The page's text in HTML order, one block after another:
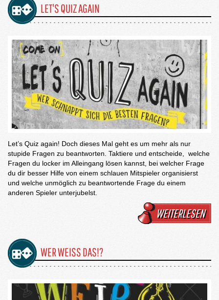
LET'S QUIZ AGAIN
Let’s Quiz again! Doch dieses Mal geht es um mehr als nur
stupide Fragen zu beantworten. Taktiere und entscheide, welche
Fragen du locker im Alleingang lösen kannst, bei welcher Frage
du dir besser Hilfe von einem schlauen Mitspieler organisierst
und welche unmöglich zu beantwortende Frage du einem
anderen Spieler unterjubelst.
WEITERLESEN
WER WEISS DAS!?